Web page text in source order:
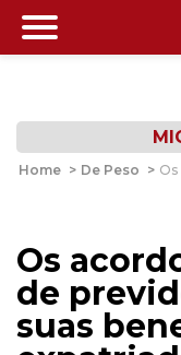
Home > De Peso >
Os
de
suas